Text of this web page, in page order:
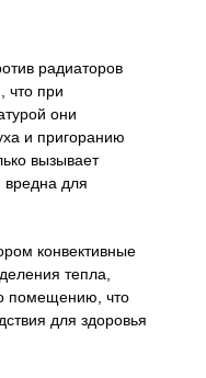
радиаторов
что при
они
и пригоранию
вызывает
вредна для
конвективные
тепла,
помещению, что
для здоровья